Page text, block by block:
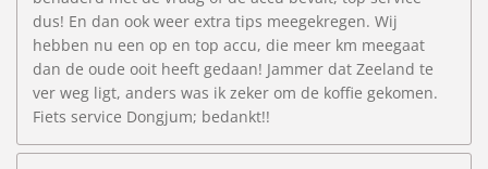
dus! En dan ook weer extra tips meegekregen. Wij
hebben nu een op en top accu, die meer km meegaat
dan de oude ooit heeft gedaan! Jammer dat Zeeland te
ver weg ligt, anders was ik zeker om de koffie gekomen.
Fiets service Dongjum; bedankt!!